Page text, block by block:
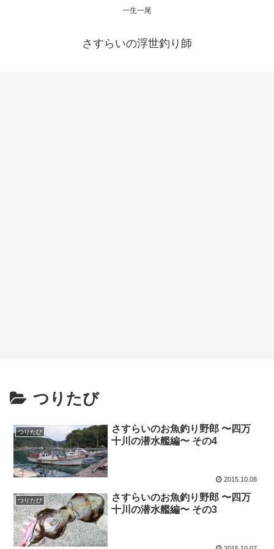
一生一尾
さすらいの浮世釣り師
つりたび
つりたび
さすらいのお魚釣り野郎 〜四万
十川の潜水艦編〜 その4
2015.10.08
つりたび
さすらいのお魚釣り野郎 〜四万
十川の潜水艦編〜 その3